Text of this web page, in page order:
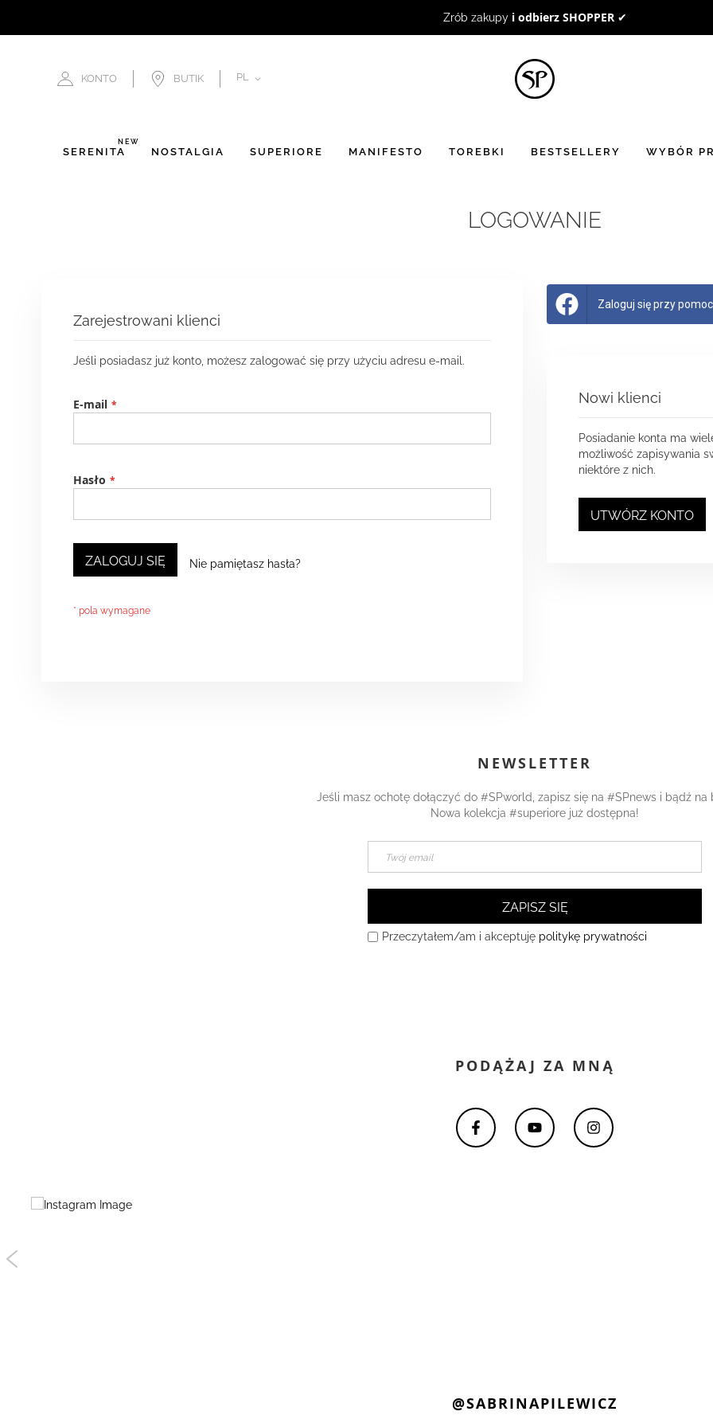
BON UPOMINKOWYto doskonały pomysł na prezent ☻
KONTO BUTIK JĘZYK
PL
SERENITÀ
NEW
NOSTALGIA SUPERIORE MANIFESTO TOREBKI BESTSELLERY WYBÓR
LOGOWANIE
Zarejestrowani klienci
Jeśli posiadasz już konto, możesz zalogować się przy użyciu adresu e-mail.
E-mail
Hasło
ZALOGUJ SIĘ Nie pamiętasz hasła?
Zaloguj się przy pomocy
Nowi klienci
Posiadanie konta ma
możliwość zapisywania
niektóre z nich.
UTWÓRZ KONTO
NEWSLETTER
Jeśli masz ochotę dołączyć do #SPworld, zapisz się na #SPnews i bądź na
Nowa kolekcja #superiore już dostępna!
ZAPISZ SIĘ
Przeczytałem/am i akceptuję politykę prywatności
PODĄŻAJ ZA MNĄ
@SABRINAPILEWICZ